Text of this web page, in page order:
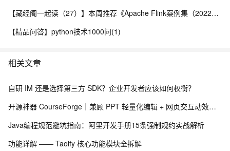
【藏经阁一起读（27）】本周推荐《Apache Flink案例集（2022版）》，你有哪些心得？
【精品问答】python技术1000问(1)
相关文章
自研 IM 还是选择第三方 SDK？企业开发者应该如何权衡？
开源神器 CourseForge｜兼顾 PPT 轻量化编辑 + 网页交互动效，一键 PPT 转交互式网页课件
Java编程规范避坑指南：阿里开发手册15条强制规约实战解析
功能详解 —— Taoify 核心功能模块全拆解